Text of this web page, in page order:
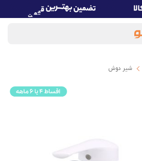
شیر دوش